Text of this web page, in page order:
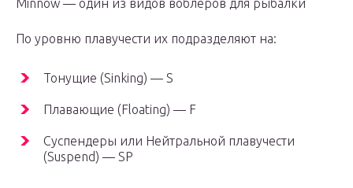
Minnow — один из видов воблеров для рыбалки
По уровню плавучести их подразделяют на:
Тонущие (Sinking) — S
Плавающие (Floating) — F
Суспендеры или Нейтральной плавучести
(Suspend) — SP